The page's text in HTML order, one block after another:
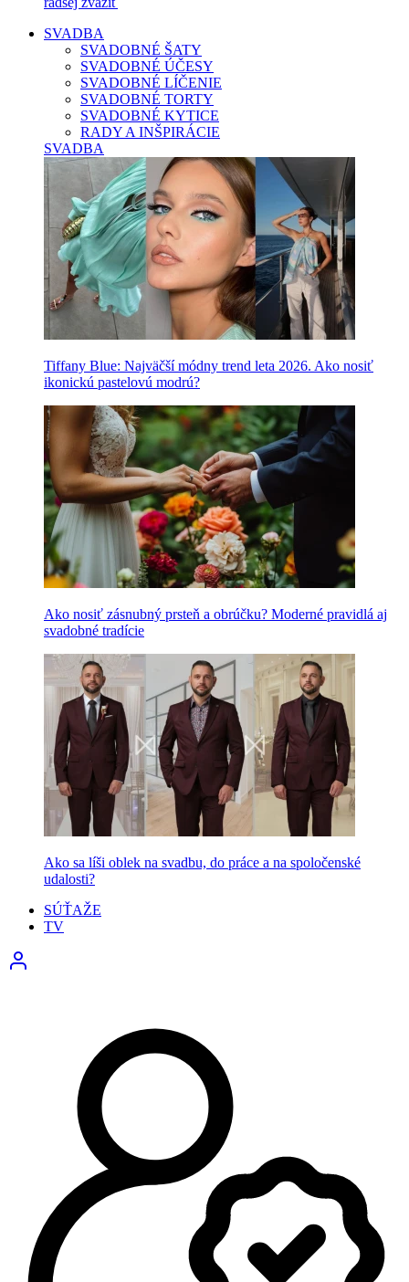
SVADBA
SVADOBNÉ ŠATY
SVADOBNÉ ÚČESY
SVADOBNÉ LÍČENIE
SVADOBNÉ TORTY
SVADOBNÉ KYTICE
RADY A INŠPIRÁCIE
SVADBA
Tiffany Blue: Najväčší módny trend leta 2026. Ako nosiť
ikonickú pastelovú modrú?
Ako nosiť zásnubný prsteň a obrúčku? Moderné pravidlá aj
svadobné tradície
Ako sa líši oblek na svadbu, do práce a na spoločenské
udalosti?
SÚŤAŽE
TV